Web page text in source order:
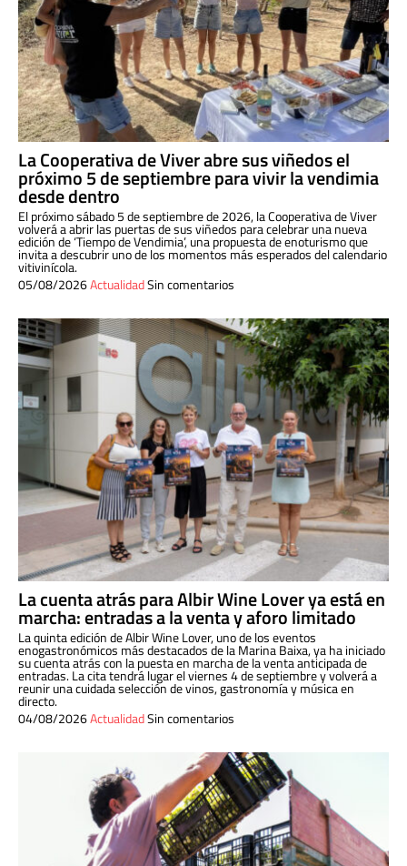
La Cooperativa de Viver abre sus viñedos el
próximo 5 de septiembre para vivir la vendimia
desde dentro
El próximo sábado 5 de septiembre de 2026, la Cooperativa de Viver
volverá a abrir las puertas de sus viñedos para celebrar una nueva
edición de ‘Tiempo de Vendimia’, una propuesta de enoturismo que
invita a descubrir uno de los momentos más esperados del calendario
vitivinícola.
05/08/2026ActualidadSin comentarios
La cuenta atrás para Albir Wine Lover ya está en
marcha: entradas a la venta y aforo limitado
La quinta edición de Albir Wine Lover, uno de los eventos
enogastronómicos más destacados de la Marina Baixa, ya ha iniciado
su cuenta atrás con la puesta en marcha de la venta anticipada de
entradas. La cita tendrá lugar el viernes 4 de septiembre y volverá a
reunir una cuidada selección de vinos, gastronomía y música en
directo.
04/08/2026ActualidadSin comentarios